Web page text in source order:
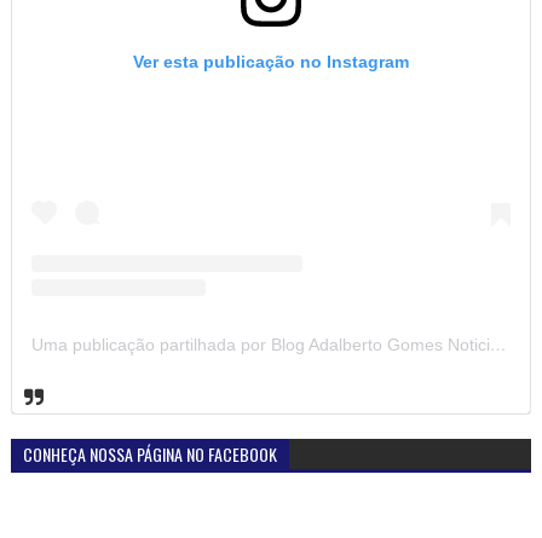
Ver esta publicação no Instagram
Uma publicação partilhada por Blog Adalberto Gomes Noticias (@blogadalbertogomesnoticiass)
CONHEÇA NOSSA PÁGINA NO FACEBOOK